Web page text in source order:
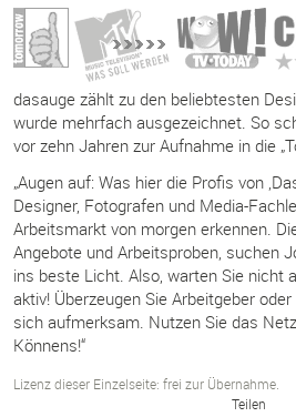
dasauge zählt zu den beliebtesten
wurde mehrfach ausgezeichnet. So
vor zehn Jahren zur Aufnahme in die
„Augen auf: Was hier die Profis von
Designer, Fotografen und Media-
Arbeitsmarkt von morgen erkennen.
Angebote und Arbeitsproben, suchen
ins beste Licht. Also, warten Sie nicht
aktiv! Überzeugen Sie Arbeitgeber
sich aufmerksam. Nutzen Sie das
Könnens!“
Lizenz dieser Einzelseite: frei zur Übernahme.
Teilen